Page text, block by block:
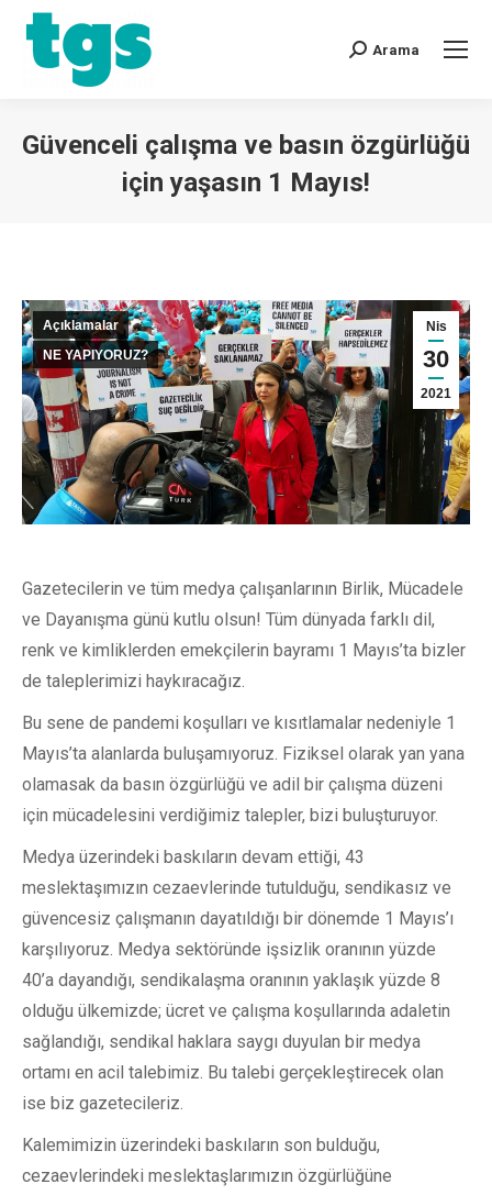
Arama
Güvenceli çalışma ve basın özgürlüğü
için yaşasın 1 Mayıs!
Nis
30
2021
Açıklamalar
NE YAPIYORUZ?
Gazetecilerin ve tüm medya çalışanlarının Birlik, Mücadele
ve Dayanışma günü kutlu olsun! Tüm dünyada farklı dil,
renk ve kimliklerden emekçilerin bayramı 1 Mayıs’ta bizler
de taleplerimizi haykıracağız.
Bu sene de pandemi koşulları ve kısıtlamalar nedeniyle 1
Mayıs’ta alanlarda buluşamıyoruz. Fiziksel olarak yan yana
olamasak da basın özgürlüğü ve adil bir çalışma düzeni
için mücadelesini verdiğimiz talepler, bizi buluşturuyor.
Medya üzerindeki baskıların devam ettiği, 43
meslektaşımızın cezaevlerinde tutulduğu, sendikasız ve
güvencesiz çalışmanın dayatıldığı bir dönemde 1 Mayıs’ı
karşılıyoruz. Medya sektöründe işsizlik oranının yüzde
40’a dayandığı, sendikalaşma oranının yaklaşık yüzde 8
olduğu ülkemizde; ücret ve çalışma koşullarında adaletin
sağlandığı, sendikal haklara saygı duyulan bir medya
ortamı en acil talebimiz. Bu talebi gerçekleştirecek olan
ise biz gazetecileriz.
Kalemimizin üzerindeki baskıların son bulduğu,
cezaevlerindeki meslektaşlarımızın özgürlüğüne